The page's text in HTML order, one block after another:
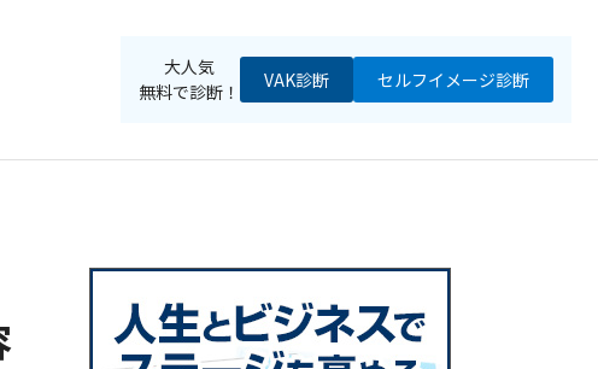
大人気
無料で診断！
VAK診断 セルフイメージ診断